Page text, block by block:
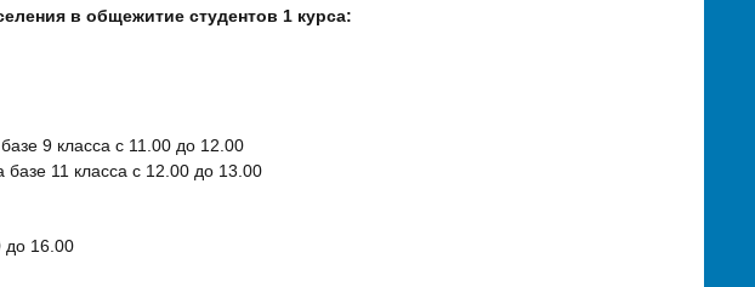
в общежитие студентов 1 курса:
9 класса с 11.00 до 12.00
базе 11 класса с 12.00 до 13.00
до 16.00